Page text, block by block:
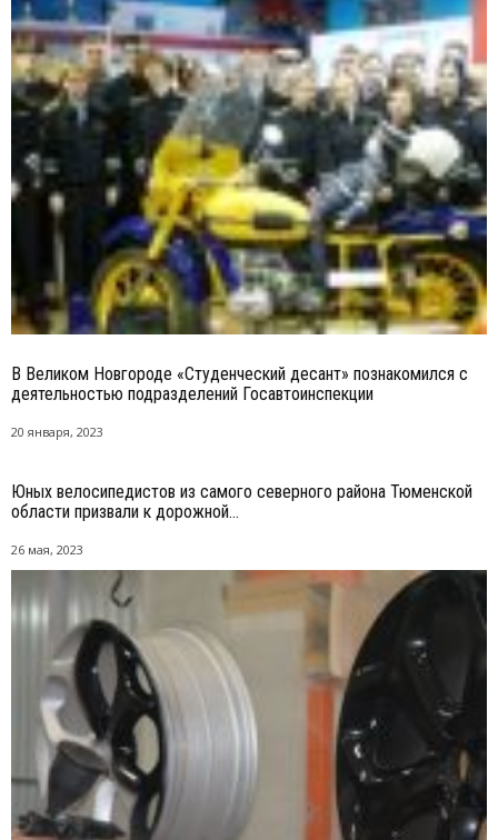
В Великом Новгороде «Студенческий десант» познакомился с
деятельностью подразделений Госавтоинспекции
20 января, 2023
Юных велосипедистов из самого северного района Тюменской
области призвали к дорожной...
26 мая, 2023